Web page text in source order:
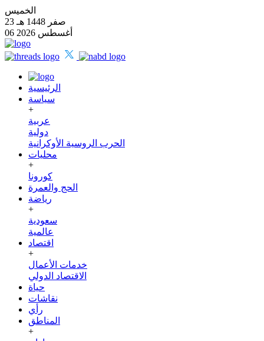
الخميس
23 صفر 1448 هـ
06 أغسطس 2026
الرئيسية
سياسة
+
عربية
دولية
الحرب الروسية الأوكرانية
محليات
+
كورونا
الحج والعمرة
رياضة
+
سعودية
عالمية
اقتصاد
+
خدمات الأعمال
الاقتصاد الدولي
حياة
نقاشات
رأي
المناطق
+